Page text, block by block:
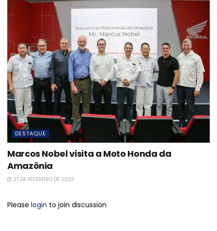
DESTAQUE
Marcos Nobel visita a Moto Honda da
Amazônia
27 DE FEVEREIRO DE 2023
Please login to join discussion